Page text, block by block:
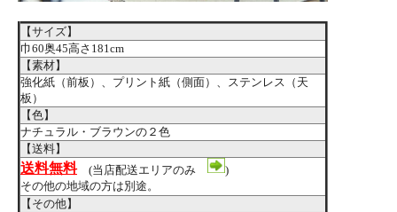
【サイズ】
巾60奥45高さ181cm
【素材】
強化紙（前板）、プリント紙（側面）、ステンレス（天
板）
【色】
ナチュラル・ブラウンの２色
【送料】
送料無料(当店配送エリアのみ
)
その他の地域の方は別途。
【その他】